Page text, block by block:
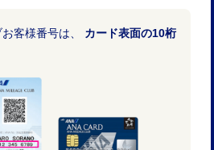
客様番号は、 カード表面の10桁